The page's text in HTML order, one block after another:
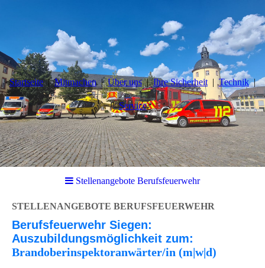
Startseite Mitmachen Über uns Ihre Sicherheit Technik
Service
Stellenangebote Berufsfeuerwehr
STELLENANGEBOTE BERUFSFEUERWEHR
Berufsfeuerwehr Siegen:
Auszubildungsmöglichkeit zum:
Brandoberinspektoranwärter/in (m|w|d)